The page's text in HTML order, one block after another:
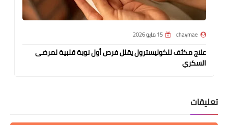
chaymae 15 مايو 2026
علاج مكثف للكوليسترول يقلل فرص أول نوبة قلبية لمرضى
السكري
تعليقات